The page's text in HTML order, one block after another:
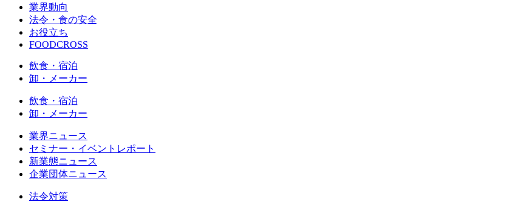
業界動向
法令・食の安全
お役立ち
FOODCROSS
飲食・宿泊
卸・メーカー
飲食・宿泊
卸・メーカー
業界ニュース
セミナー・イベントレポート
新業態ニュース
企業団体ニュース
法令対策